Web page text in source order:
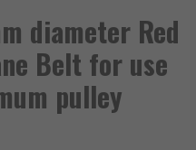
diameter Red
Belt for use
pulley